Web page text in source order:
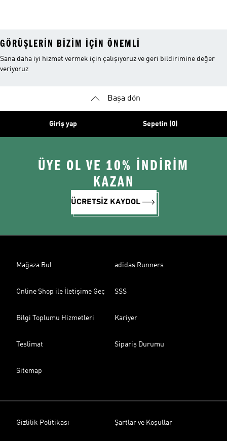
GÖRÜŞLERIN BIZIM IÇIN ÖNEMLI
Sana daha iyi hizmet vermek için çalışıyoruz ve geri bildirimine değer
veriyoruz
Başa dön
Giriş yap Sepetin (0)
ÜYE OL VE 10% İNDİRİM
KAZAN
ÜCRETSİZ KAYDOL
Mağaza Bul adidas Runners
Online Shop ile İletişime Geç SSS
Bilgi Toplumu Hizmetleri Kariyer
Teslimat Sipariş Durumu
Sitemap
Gizlilik Politikası Şartlar ve Koşullar